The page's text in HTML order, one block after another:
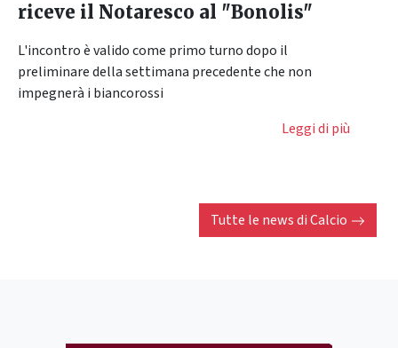
riceve il Notaresco al "Bonolis"
L'incontro è valido come primo turno dopo il
preliminare della settimana precedente che non
impegnerà i biancorossi
Leggi di più
Tutte le news diCalcio